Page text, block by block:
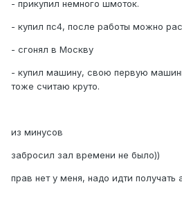
- прикупил немного шмоток.
- купил пс4, после работы можно
- сгонял в Москву
- купил машину, свою первую
тоже считаю круто.
из минусов
забросил зал времени не было))
прав нет у меня, надо идти получать